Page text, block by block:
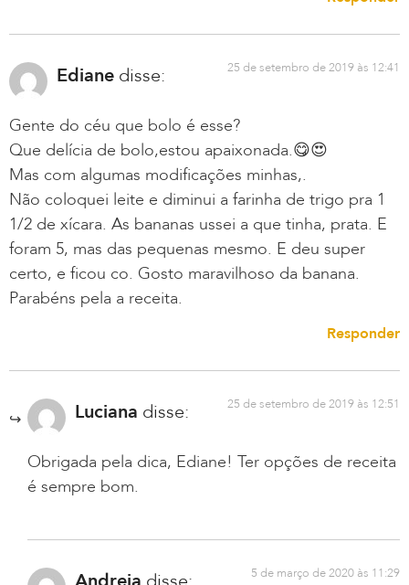
Ediane disse: 25 de setembro de 2019 às 12:41
Gente do céu que bolo é esse?
Que delícia de bolo,estou apaixonada.😋😍
Mas com algumas modificações minhas,.
Não coloquei leite e diminui a farinha de trigo pra 1
1/2 de xícara. As bananas ussei a que tinha, prata. E
foram 5, mas das pequenas mesmo. E deu super
certo, e ficou co. Gosto maravilhoso da banana.
Parabéns pela a receita.
Responder
Luciana disse: 25 de setembro de 2019 às 12:51
Obrigada pela dica, Ediane! Ter opções de receita
é sempre bom.
5 de março de 2020 às 11:29